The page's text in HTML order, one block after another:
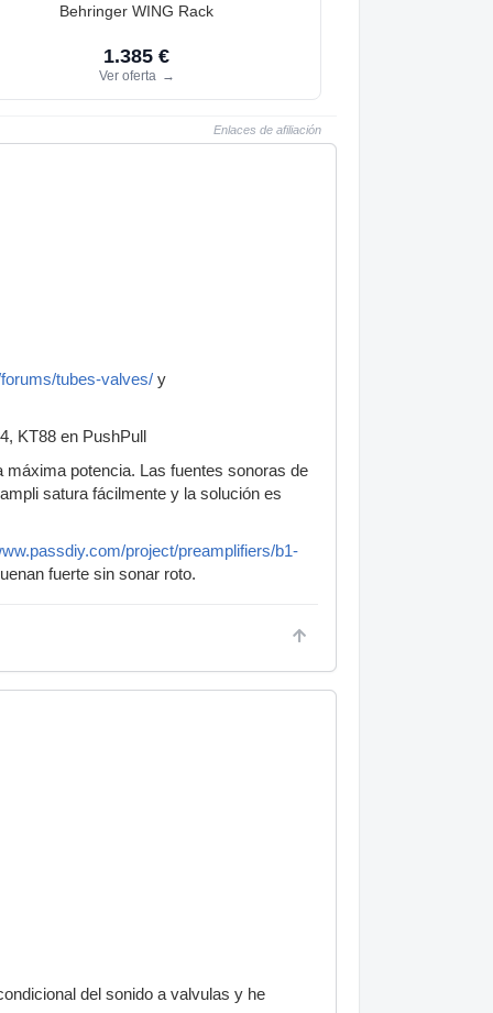
Behringer WING Rack
1.385 €
Ver oferta →
Enlaces de afiliación
tubes-valves/ y
KT88 en PushPull
máxima potencia. Las fuentes sonoras de
satura fácilmente y la solución es
project/preamplifiers/b1-
fuerte sin sonar roto.
del sonido a valvulas y he